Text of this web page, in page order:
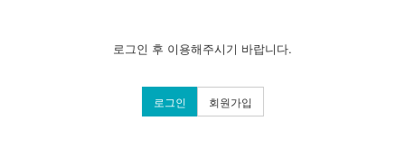
로그인 후 이용해주시기 바랍니다.
로그인 회원가입